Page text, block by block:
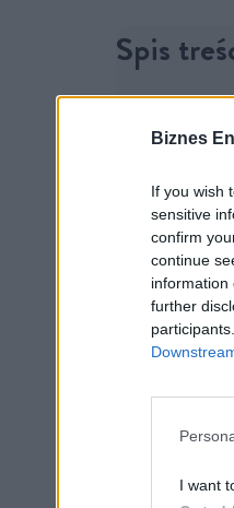
Biznes
If you wish
sensitive
confirm
continue
information
further
I want
Spis
REKLAMA